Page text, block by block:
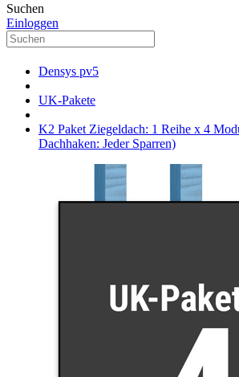
Suchen
Einloggen
Densys pv5
UK-Pakete
K2 Paket Ziegeldach: 1 Reihe x 4
Dachhaken: Jeder Sparren)